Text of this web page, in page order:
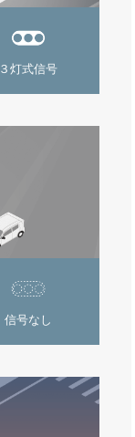
３灯式信号
信号なし